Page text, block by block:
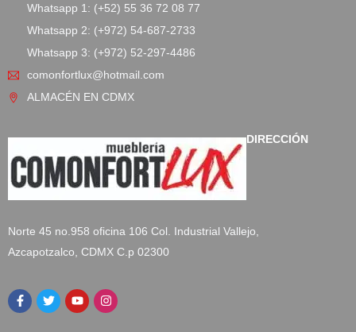
Whatsapp 1: (+52) 55 36 72 08 77
Whatsapp 2: (+972) 54-687-2733
Whatsapp 3: (+972) 52-297-4486
comonfortlux@hotmail.com
ALMACÉN EN CDMX
DIRECCIÓN
Norte 45 no.958 oficina 106 Col. Industrial Vallejo,
Azcapotzalco, CDMX C.p 02300